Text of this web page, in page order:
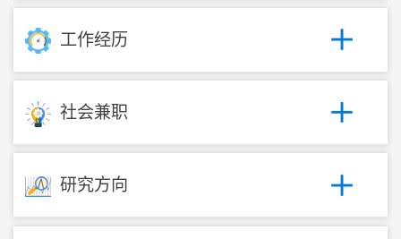
工作经历
社会兼职
研究方向